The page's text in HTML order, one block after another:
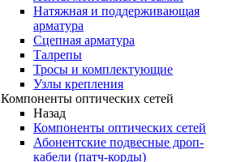
Натяжная и поддерживающая
арматура
Сцепная арматура
Талрепы
Тросы и комплектующие
Узлы крепления
Компоненты оптических сетей
Назад
Компоненты оптических сетей
Абонентские подвесные дроп-
кабели (патч-корды)